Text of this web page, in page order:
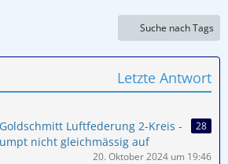
Suche nach Tags
Letzte Antwort
Luftfederung 2-Kreis -
nicht gleichmässig auf
28
20. Oktober 2024 um 19:46